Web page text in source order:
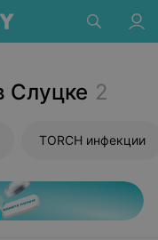
Слуцке 2
TORCH инфекции